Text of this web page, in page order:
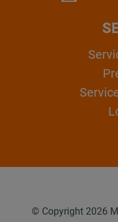
© Copyright 2026